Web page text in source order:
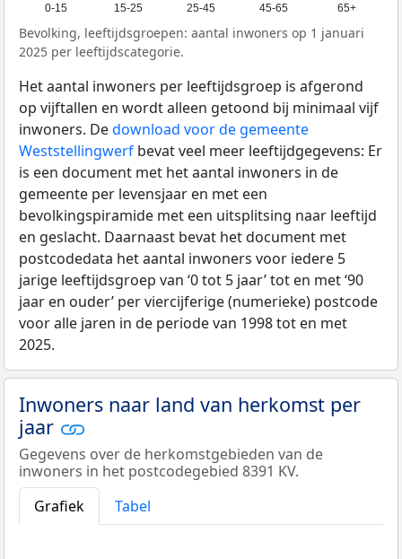
0-15 15-25 25-45 45-65 65+
Bevolking, leeftijdsgroepen: aantal inwoners op 1 januari
2025 per leeftijdscategorie.
Het aantal inwoners per leeftijdsgroep is afgerond
op vijftallen en wordt alleen getoond bij minimaal vijf
inwoners. Dedownload voor de gemeente
Weststellingwerf bevat veel meer leeftijdgegevens: Er
is een document met het aantal inwoners in de
gemeente per levensjaar en met een
bevolkingspiramide met een uitsplitsing naar leeftijd
en geslacht. Daarnaast bevat het document met
postcodedata het aantal inwoners voor iedere 5
jarige leeftijdsgroep van ‘0 tot 5 jaar’ tot en met ‘90
jaar en ouder’ per viercijferige (numerieke) postcode
voor alle jaren in de periode van 1998 tot en met
2025.
Inwoners naar land van herkomst per
jaar
Gegevens over de herkomstgebieden van de
inwoners in het postcodegebied 8391 KV.
Grafiek
Tabel